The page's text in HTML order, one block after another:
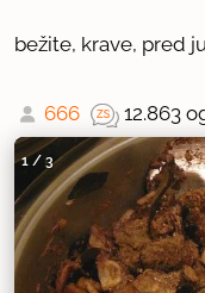
bežite, krave, pred
666 12.863
1/ 3